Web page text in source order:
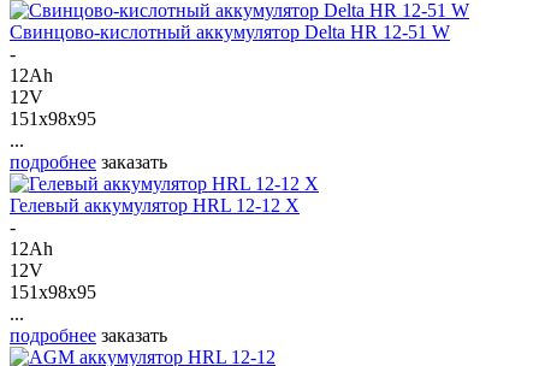
Свинцово-кислотный аккумулятор Delta HR 12-51 W
-
12Ah
12V
151x98x95
...
подробнее заказать
Гелевый аккумулятор HRL 12-12 X
-
12Ah
12V
151x98x95
...
подробнее заказать